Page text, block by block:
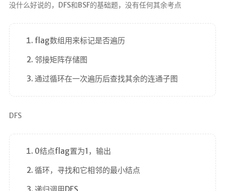
没什么好说的，DFS和BSF的基础题，没有任何其余考点
flag数组用来标记是否遍历
邻接矩阵存储图
通过循环在一次遍历后查找其余的连通子图
DFS
0结点flag置为1，输出
循环，寻找和它相邻的最小结点
递归调用DFS